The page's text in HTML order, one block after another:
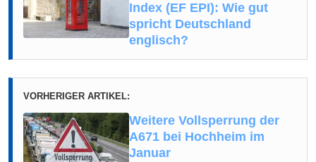
Index (EF EPI): Wie gut
spricht Deutschland
englisch?
VORHERIGER ARTIKEL:
Weitere Vollsperrung der
A671 bei Hochheim im
Januar